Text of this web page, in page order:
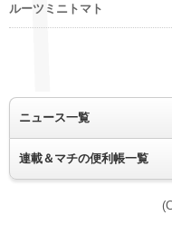
ルーツミニトマト
ニュース一覧
連載＆マチの便利帳一覧